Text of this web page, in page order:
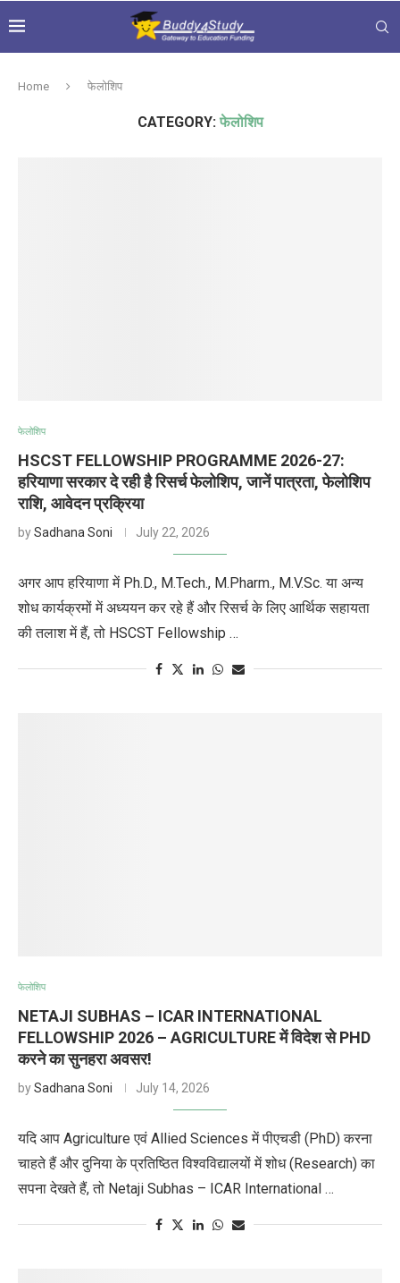
Home फेलोशिप
CATEGORY: फेलोशिप
फेलोशिप
HSCST FELLOWSHIP PROGRAMME 2026-27:
हरियाणा सरकार दे रही है रिसर्च फेलोशिप, जानें पात्रता, फेलोशिप
राशि, आवेदन प्रक्रिया
bySadhana Soni July 22, 2026
अगर आप हरियाणा में Ph.D., M.Tech., M.Pharm., M.V.Sc. या अन्य
शोध कार्यक्रमों में अध्ययन कर रहे हैं और रिसर्च के लिए आर्थिक सहायता
की तलाश में हैं, तो HSCST Fellowship …
फेलोशिप
NETAJI SUBHAS – ICAR INTERNATIONAL
FELLOWSHIP 2026 – AGRICULTURE में विदेश से PHD
करने का सुनहरा अवसर!
bySadhana Soni July 14, 2026
यदि आप Agriculture एवं Allied Sciences में पीएचडी (PhD) करना
चाहते हैं और दुनिया के प्रतिष्ठित विश्वविद्यालयों में शोध (Research) का
सपना देखते हैं, तो Netaji Subhas – ICAR International …